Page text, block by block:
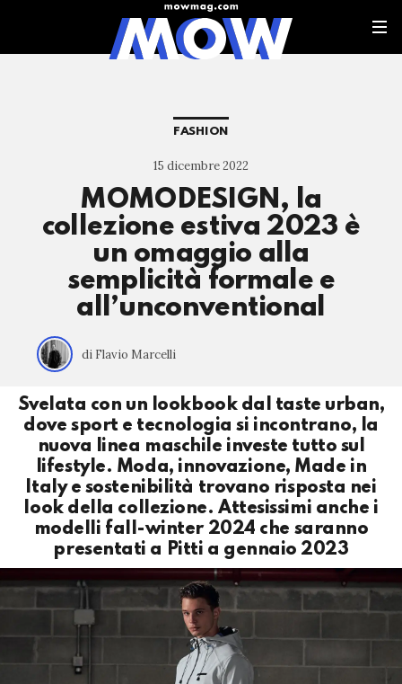
FASHION
15 dicembre 2022
MOMODESIGN, la
collezione estiva 2023 è
un omaggio alla
semplicità formale e
all’unconventional
di Flavio Marcelli
Svelata con un lookbook dal taste urban,
dove sport e tecnologia si incontrano, la
nuova linea maschile investe tutto sul
lifestyle. Moda, innovazione, Made in
Italy e sostenibilità trovano risposta nei
look della collezione. Attesissimi anche i
modelli fall-winter 2024 che saranno
presentati a Pitti a gennaio 2023